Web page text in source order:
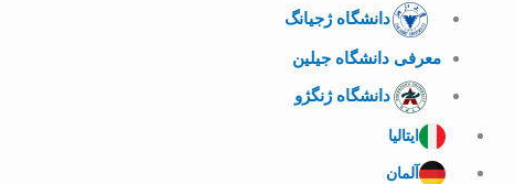
دانشگاه ژجیانگ
معرفی دانشگاه جیلین
دانشگاه ژنگژو
ایتالیا
آلمان